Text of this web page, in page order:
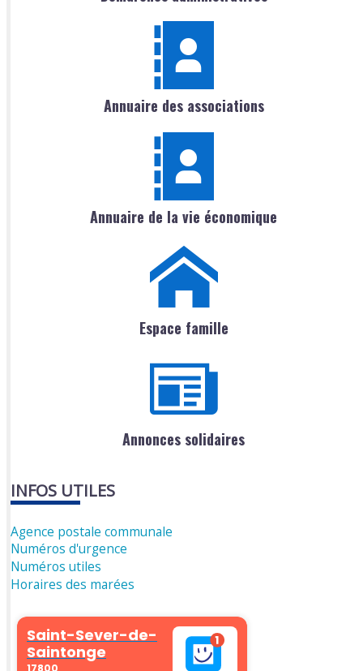
Annuaire des associations
Annuaire de la vie économique
Espace famille
Annonces solidaires
INFOS UTILES
Agence postale communale
Numéros d'urgence
Numéros utiles
Horaires des marées